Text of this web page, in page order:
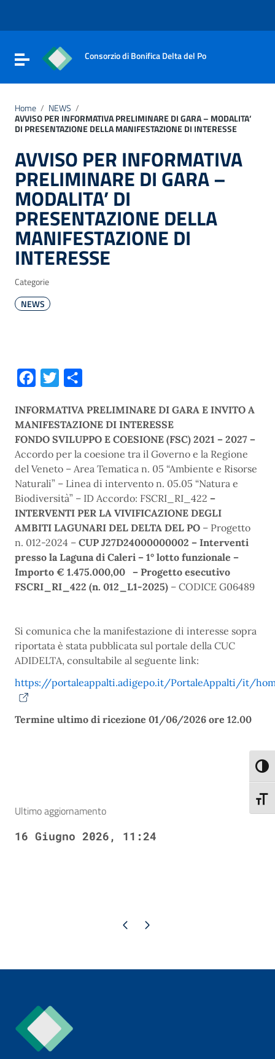
Vai al footer
Attiva / disattiva la navigazione
Consorzio di Bonifica Delta del Po
Home / NEWS /
AVVISO PER INFORMATIVA PRELIMINARE DI GARA – MODALITA’
DI PRESENTAZIONE DELLA MANIFESTAZIONE DI INTERESSE
AVVISO PER INFORMATIVA
PRELIMINARE DI GARA –
MODALITA’ DI
PRESENTAZIONE DELLA
MANIFESTAZIONE DI
INTERESSE
Categorie
NEWS
Facebook
Twitter
INFORMATIVA PRELIMINARE DI GARA E INVITO A
MANIFESTAZIONE DI INTERESSE
FONDO SVILUPPO E COESIONE (FSC) 2021 – 2027 –
Accordo per la coesione tra il Governo e la Regione
del Veneto – Area Tematica n. 05 “Ambiente e Risorse
Naturali” – Linea di intervento n. 05.05 “Natura e
Biodiversità” – ID Accordo: FSCRI_RI_422 –
INTERVENTI PER LA VIVIFICAZIONE DEGLI
AMBITI LAGUNARI DEL DELTA DEL PO – Progetto
n. 012-2024 – CUP J27D24000000002 – Interventi
presso la Laguna di Caleri – 1° lotto funzionale –
Importo € 1.475.000,00 – Progetto esecutivo
FSCRI_RI_422 (n. 012_L1-2025) – CODICE G06489
Si comunica che la manifestazione di interesse sopra
riportata è stata pubblicata sul portale della CUC
ADIDELTA, consultabile al seguente link:
https://portaleappalti.adigepo.it/PortaleAppalti/it/
Termine ultimo di ricezione 01/06/2026 ore 12.00
Ultimo aggiornamento
16 Giugno 2026, 11:24
Pagina precedente
Pagina successiva